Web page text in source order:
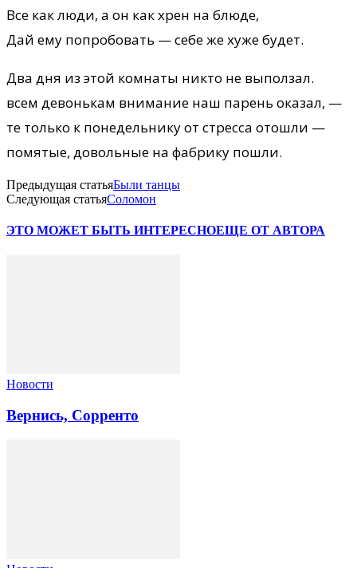
Все как люди, а он как хрен на блюде,
Дай ему попробовать — себе же хуже будет.
Два дня из этой комнаты никто не выползал.
всем девонькам внимание наш парень оказал, —
те только к понедельнику от стресса отошли —
помятые, довольные на фабрику пошли.
Предыдущая статьяБыли танцы
Следующая статьяСоломон
ЭТО МОЖЕТ БЫТЬ ИНТЕРЕСНОЕЩЕ ОТ АВТОРА
Новости
Вернись, Сорренто